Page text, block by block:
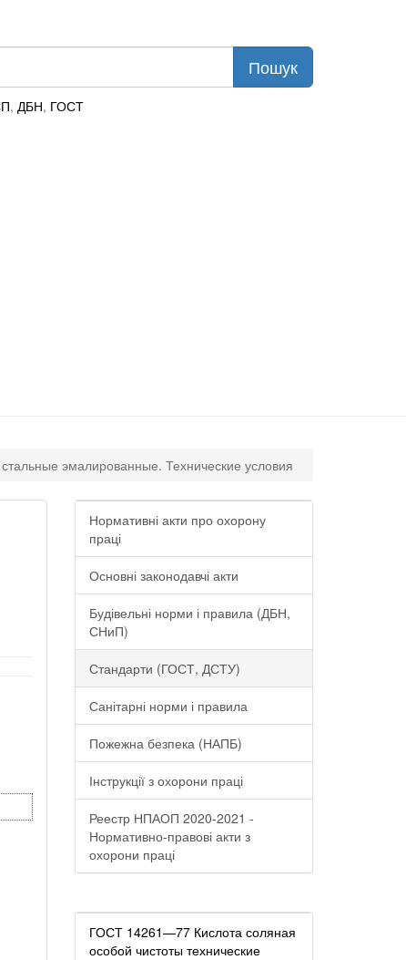
, ДБН, ГОСТ
эмалированные. Технические условия
Нормативні акти про охорону
праці
Основні законодавчі акти
Будівельні норми і правила (ДБН,
СНиП)
Стандарти (ГОСТ, ДСТУ)
Санітарні норми і правила
Пожежна безпека (НАПБ)
Інструкції з охорони праці
Реестр НПАОП 2020-2021 -
Нормативно-правові акти з
охорони праці
ГОСТ 14261—77 Кислота соляная
особой чистоты технические